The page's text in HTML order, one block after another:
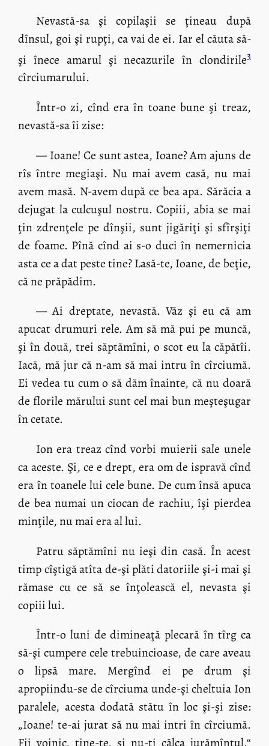
Nevastă-sa şi copilaşii se ţineau după
dînsul, goi şi rupţi, ca vai de ei. Iar el căuta să-
şi înece amarul şi necazurile în clondirile3
cîrciumarului.
Într-o zi, cînd era în toane bune şi treaz,
nevastă-sa îi zise:
— Ioane! Ce sunt astea, Ioane? Am ajuns de
rîs între megiaşi. Nu mai avem casă, nu mai
avem masă. N-avem după ce bea apa. Sărăcia a
dejugat la culcuşul nostru. Copiii, abia se mai
ţin zdrenţele pe dînşii, sunt jigăriţi şi sfîrşiţi
de foame. Pînă cînd ai s-o duci în nemernicia
asta ce a dat peste tine? Lasă-te, Ioane, de beţie,
că ne prăpădim.
— Ai dreptate, nevastă. Văz şi eu că am
apucat drumuri rele. Am să mă pui pe muncă,
şi în două, trei săptămîni, o scot eu la căpătîi.
Iacă, mă jur că n-am să mai intru în cîrciumă.
Ei vedea tu cum o să dăm înainte, că nu doară
de florile mărului sunt cel mai bun meşteşugar
în cetate.
Ion era treaz cînd vorbi muierii sale unele
ca aceste. Şi, ce e drept, era om de ispravă cînd
era în toanele lui cele bune. De cum însă apuca
de bea numai un ciocan de rachiu, îşi pierdea
minţile, nu mai era al lui.
Patru săptămîni nu ieşi din casă. În acest
timp cîştigă atîta de-şi plăti datoriile şi-i mai şi
rămase cu ce să se înţolească el, nevasta şi
copiii lui.
Într-o luni de dimineaţă plecară în tîrg ca
să-şi cumpere cele trebuincioase, de care aveau
o lipsă mare. Mergînd ei pe drum şi
apropiindu-se de cîrciuma unde-şi cheltuia Ion
paralele, acesta dodată stătu în loc şi-şi zise:
„Ioane! te-ai jurat să nu mai intri în cîrciumă.